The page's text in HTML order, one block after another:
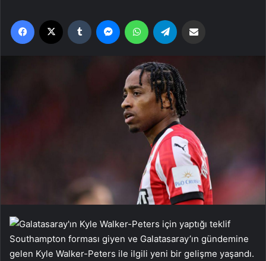
Facebook Tumblr MessengerWhatsApp
Southampton forması giyen ve Galatasaray’ın gündemine
gelen Kyle Walker-Peters ile ilgili yeni bir gelişme yaşandı.